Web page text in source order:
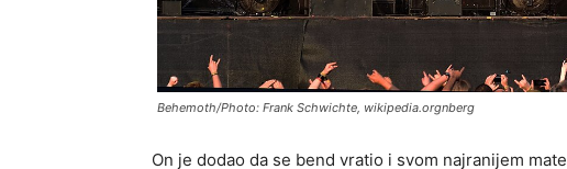
Behemoth/Photo: Frank Schwichte, wikipedia.orgnberg
On je dodao da se bend vratio i svom najranijem